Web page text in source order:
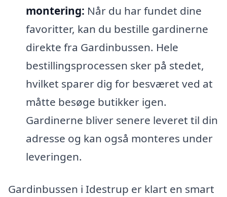
montering: Når du har fundet dine
favoritter, kan du bestille gardinerne
direkte fra Gardinbussen. Hele
bestillingsprocessen sker på stedet,
hvilket sparer dig for besværet ved at
måtte besøge butikker igen.
Gardinerne bliver senere leveret til din
adresse og kan også monteres under
leveringen.
Gardinbussen i Idestrup er klart en smart